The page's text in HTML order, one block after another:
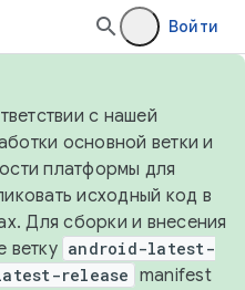
Войти
с нашей
основной ветки и
платформы для
исходный код в
Для сборки и внесения
ветку android-latest-
release manifest